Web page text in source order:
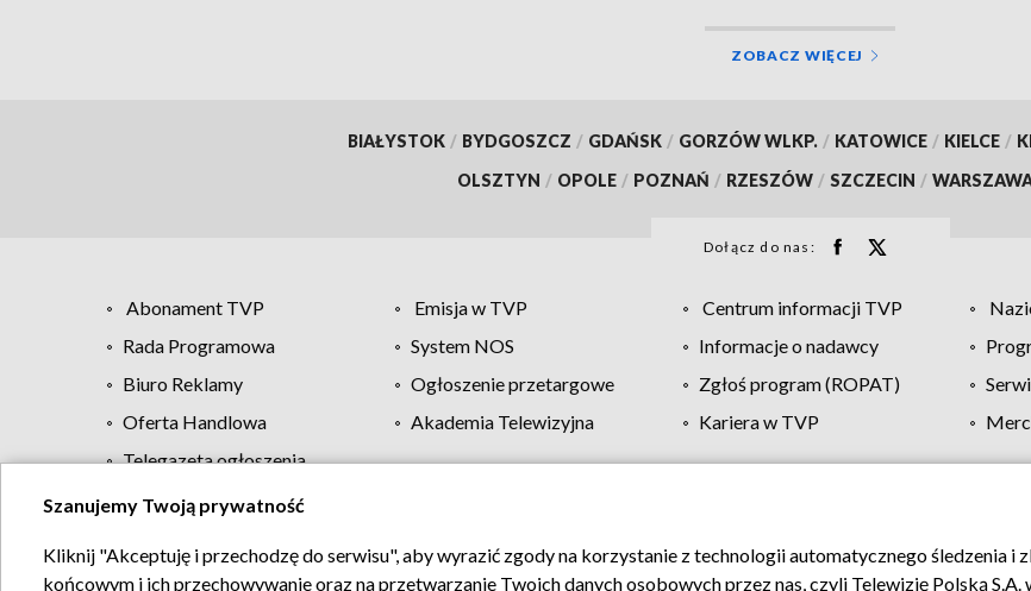
ZOBACZ WIĘCEJ
BIAŁYSTOK / BYDGOSZCZ / GDAŃSK / GORZÓW WLKP. / KATOWICE / KIELCE /
OLSZTYN / OPOLE / POZNAŃ / RZESZÓW / SZCZECIN /
Dołącz do nas:
Abonament TVP Emisja w TVP Centrum informacji TVP
Rada Programowa
System NOS Informacje o nadawcy
Biuro Reklamy
Ogłoszenie przetargowe Zgłoś program (ROPAT)
Oferta Handlowa
Akademia Telewizyjna Kariera w TVP
Telegazeta ogłoszenia
Regulamin TVP Polityka prywatności Moje zgody Pomoc
Szanujemy Twoją prywatność
Kliknij "Akceptuję i przechodzę do serwisu", aby wyrazić zgody na korzystanie z technologii automatycznego śledzenia i
końcowym i ich przechowywanie oraz na przetwarzanie Twoich danych osobowych przez nas, czyli Telewizję Polską S.A.